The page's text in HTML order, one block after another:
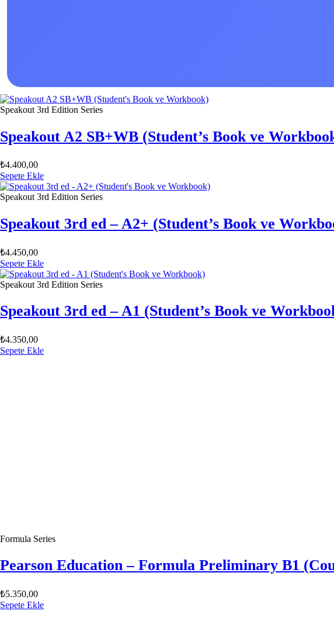
Speakout 3rd Edition Series
Speakout A2 SB+WB (Student’s Book ve
₺4.400,00
Sepete Ekle
Speakout 3rd Edition Series
Speakout 3rd ed – A2+ (Student’s Book ve
₺4.450,00
Sepete Ekle
Speakout 3rd Edition Series
Speakout 3rd ed – A1 (Student’s Book ve
₺4.350,00
Sepete Ekle
Formula Series
Pearson Education – Formula Preliminary B1
₺5.350,00
Sepete Ekle